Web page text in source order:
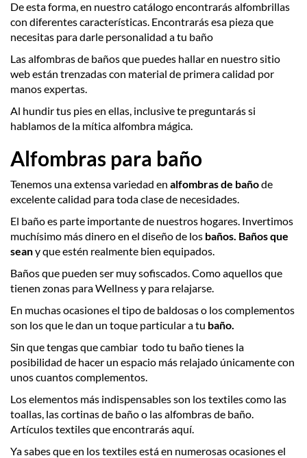
De esta forma, en nuestro catálogo encontrarás alfombrillas
con diferentes características. Encontrarás esa pieza que
necesitas para darle personalidad a tu baño
Las alfombras de baños que puedes hallar en nuestro sitio
web están trenzadas con material de primera calidad por
manos expertas.
Al hundir tus pies en ellas, inclusive te preguntarás si
hablamos de la mítica alfombra mágica.
Alfombras para baño
Tenemos una extensa variedad en alfombras de bañode
excelente calidad para toda clase de necesidades.
El baño es parte importante de nuestros hogares. Invertimos
muchísimo más dinero en el diseño de los baños. Baños que
seany que estén realmente bien equipados.
Baños que pueden ser muy sofiscados. Como aquellos que
tienen zonas para Wellness y para relajarse.
En muchas ocasiones el tipo de baldosas o los complementos
son los que le dan un toque particular a tu baño.
Sin que tengas que cambiar todo tu baño tienes la
posibilidad de hacer un espacio más relajado únicamente con
unos cuantos complementos.
Los elementos más indispensables son los textiles como las
toallas, las cortinas de baño o las alfombras de baño.
Artículos textiles que encontrarás aquí.
Ya sabes que en los textiles está en numerosas ocasiones el